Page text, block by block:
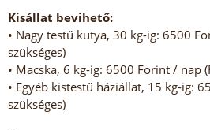
Kisállat bevihető:
• Nagy testű kutya, 30 kg-ig: 6500
szükséges)
• Macska, 6 kg-ig: 6500 Forint / nap
• Egyéb kistestű háziállat, 15 kg-ig:
szükséges)